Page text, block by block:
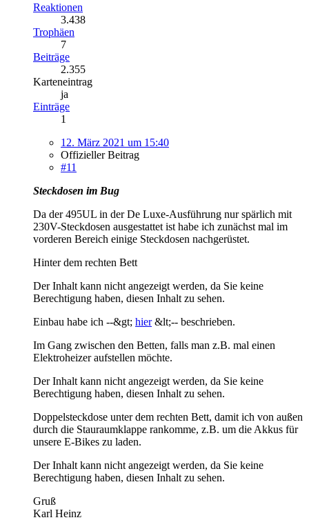
Reaktionen
3.438
Trophäen
7
Beiträge
2.355
Karteneintrag
ja
Einträge
1
12. März 2021 um 15:40
Offizieller Beitrag
#11
Steckdosen im Bug
Da der 495UL in der De Luxe-Ausführung nur spärlich mit
230V-Steckdosen ausgestattet ist habe ich zunächst mal im
vorderen Bereich einige Steckdosen nachgerüstet.
Hinter dem rechten Bett
Der Inhalt kann nicht angezeigt werden, da Sie keine
Berechtigung haben, diesen Inhalt zu sehen.
Einbau habe ich --&gt; hier&lt;-- beschrieben.
Im Gang zwischen den Betten, falls man z.B. mal einen
Elektroheizer aufstellen möchte.
Der Inhalt kann nicht angezeigt werden, da Sie keine
Berechtigung haben, diesen Inhalt zu sehen.
Doppelsteckdose unter dem rechten Bett, damit ich von außen
durch die Stauraumklappe rankomme, z.B. um die Akkus für
unsere E-Bikes zu laden.
Der Inhalt kann nicht angezeigt werden, da Sie keine
Berechtigung haben, diesen Inhalt zu sehen.
Gruß
Karl Heinz